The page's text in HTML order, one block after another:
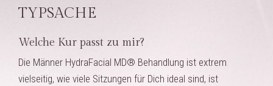
TYPSACHE
Welche Kur passt zu mir?
Die Männer HydraFacial MD® Behandlung ist extrem
vielseitig, wie viele Sitzungen für Dich ideal sind, ist